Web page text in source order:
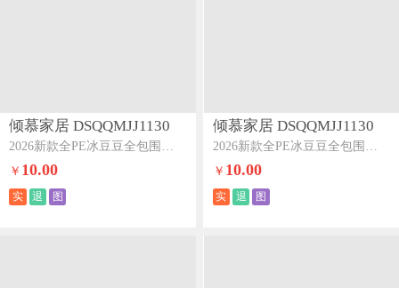
倾慕家居 DSQQMJJ1130
2026新款全PE冰豆豆全包围床笠款凉席菱形泡灰
￥ 10.00
实 退 图
倾慕家居 DSQQMJJ1130
2026新款全PE冰豆豆全包围床笠款凉席箭纹卡其
￥ 10.00
实 退 图